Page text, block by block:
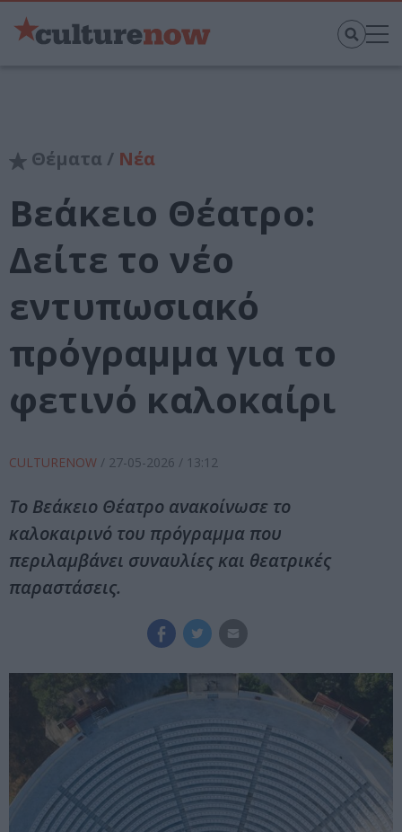
Θέματα / Νέα
Βεάκειο Θέατρο:
Δείτε το νέο
εντυπωσιακό
πρόγραμμα για το
φετινό καλοκαίρι
CULTURENOW / 27-05-2026 / 13:12
Το Βεάκειο Θέατρο ανακοίνωσε το
καλοκαιρινό του πρόγραμμα που
περιλαμβάνει συναυλίες και θεατρικές
παραστάσεις.